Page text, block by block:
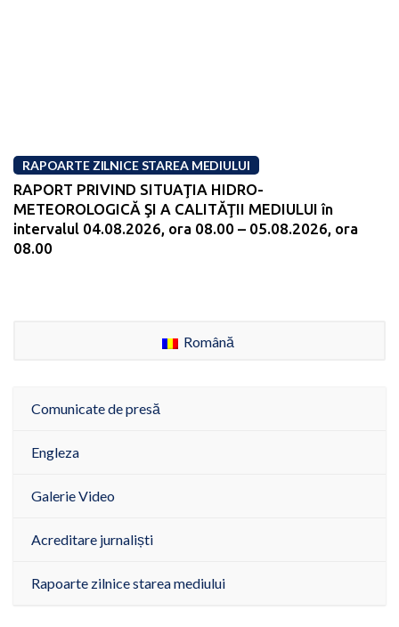
RAPOARTE ZILNICE STAREA MEDIULUI
RAPORT PRIVIND SITUAŢIA HIDRO-
METEOROLOGICĂ ŞI A CALITĂŢII MEDIULUI în
intervalul 04.08.2026, ora 08.00 – 05.08.2026, ora
08.00
Română
Comunicate de presă
Engleza
Galerie Video
Acreditare jurnaliști
Rapoarte zilnice starea mediului